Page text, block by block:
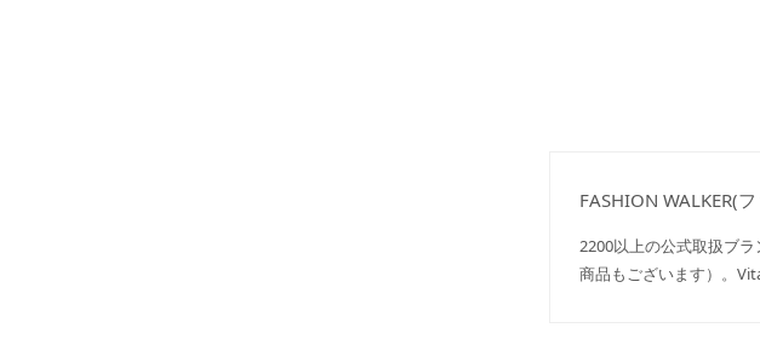
FASHION WALKER(
2200以上の公式取扱ブ
商品もございます）。